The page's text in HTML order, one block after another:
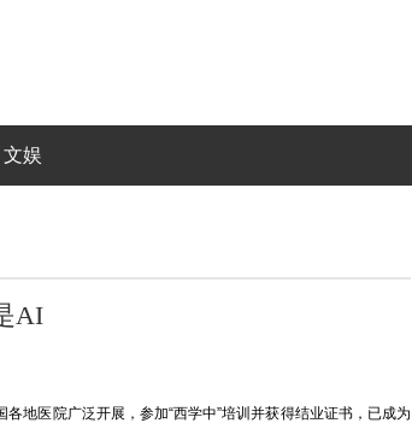
文娱
AI
地医院广泛开展，参加“西学中”培训并获得结业证书，已成为